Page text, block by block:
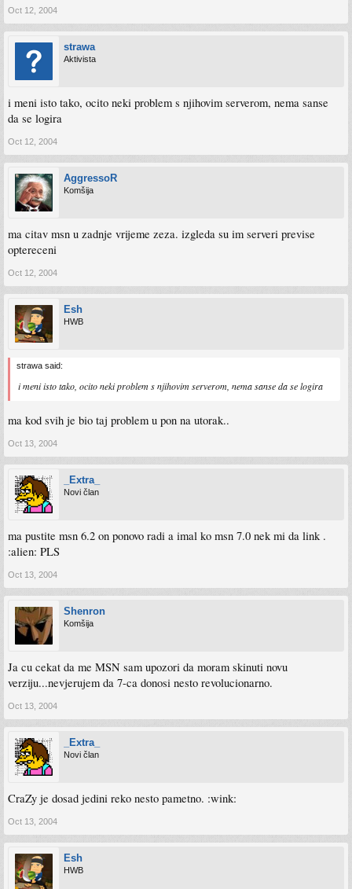
Oct 12, 2004
strawa
Aktivista
i meni isto tako, ocito neki problem s njihovim serverom, nema sanse
da se logira
Oct 12, 2004
AggressoR
Komšija
ma citav msn u zadnje vrijeme zeza. izgleda su im serveri previse
optereceni
Oct 12, 2004
Esh
HWB
strawa said:
i meni isto tako, ocito neki problem s njihovim serverom, nema sanse da se logira
ma kod svih je bio taj problem u pon na utorak..
Oct 13, 2004
_Extra_
Novi član
ma pustite msn 6.2 on ponovo radi a imal ko msn 7.0 nek mi da link .
:alien: PLS
Oct 13, 2004
Shenron
Komšija
Ja cu cekat da me MSN sam upozori da moram skinuti novu
verziju...nevjerujem da 7-ca donosi nesto revolucionarno.
Oct 13, 2004
_Extra_
Novi član
CraZy je dosad jedini reko nesto pametno. :wink:
Oct 13, 2004
Esh
HWB